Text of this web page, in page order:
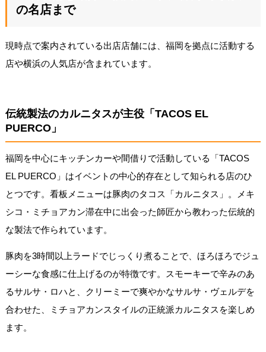
の名店まで
現時点で案内されている出店店舗には、福岡を拠点に活動する
店や横浜の人気店が含まれています。
伝統製法のカルニタスが主役「TACOS EL
PUERCO」
福岡を中心にキッチンカーや間借りで活動している「TACOS
EL PUERCO」はイベントの中心的存在として知られる店のひ
とつです。看板メニューは豚肉のタコス「カルニタス」。メキ
シコ・ミチョアカン滞在中に出会った師匠から教わった伝統的
な製法で作られています。
豚肉を3時間以上ラードでじっくり煮ることで、ほろほろでジュ
ーシーな食感に仕上げるのが特徴です。スモーキーで辛みのあ
るサルサ・ロハと、クリーミーで爽やかなサルサ・ヴェルデを
合わせた、ミチョアカンスタイルの正統派カルニタスを楽しめ
ます。